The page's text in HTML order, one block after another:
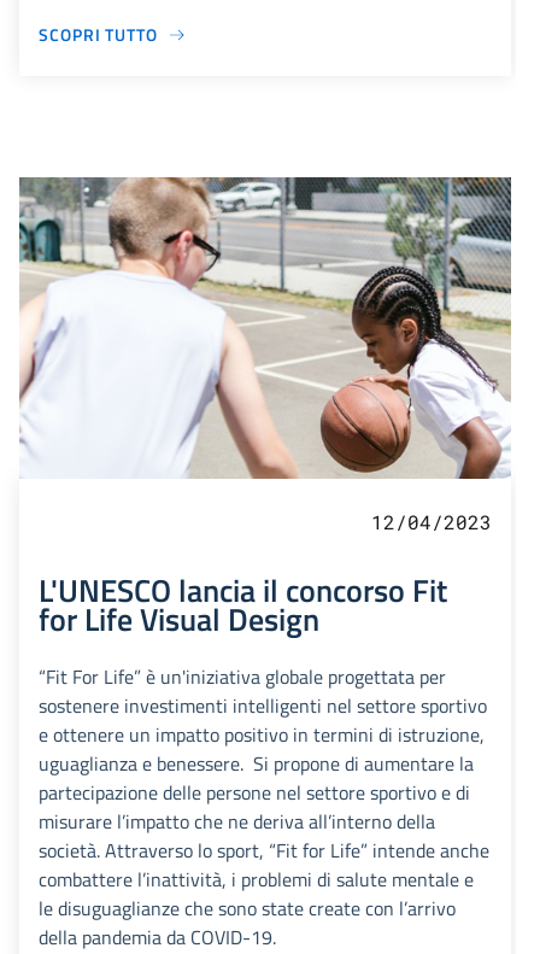
SCOPRI TUTTO
12/04/2023
L'UNESCO lancia il concorso Fit
for Life Visual Design
“Fit For Life” è un'iniziativa globale progettata per
sostenere investimenti intelligenti nel settore sportivo
e ottenere un impatto positivo in termini di istruzione,
uguaglianza e benessere. Si propone di aumentare la
partecipazione delle persone nel settore sportivo e di
misurare l’impatto che ne deriva all’interno della
società. Attraverso lo sport, “Fit for Life” intende anche
combattere l’inattività, i problemi di salute mentale e
le disuguaglianze che sono state create con l’arrivo
della pandemia da COVID-19.